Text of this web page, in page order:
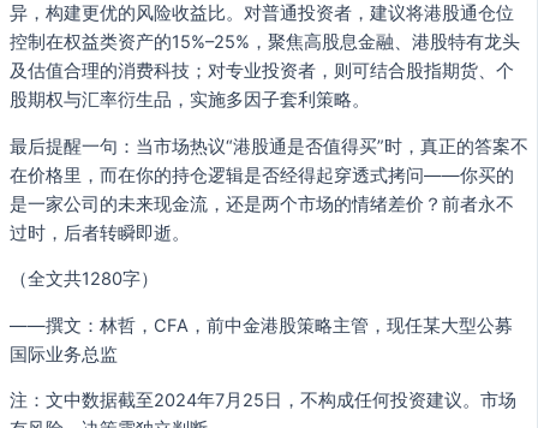
异，构建更优的风险收益比。对普通投资者，建议将港股通仓位
控制在权益类资产的15%–25%，聚焦高股息金融、港股特有龙头
及估值合理的消费科技；对专业投资者，则可结合股指期货、个
股期权与汇率衍生品，实施多因子套利策略。
最后提醒一句：当市场热议“港股通是否值得买”时，真正的答案不
在价格里，而在你的持仓逻辑是否经得起穿透式拷问——你买的
是一家公司的未来现金流，还是两个市场的情绪差价？前者永不
过时，后者转瞬即逝。
（全文共1280字）
——撰文：林哲，CFA，前中金港股策略主管，现任某大型公募
国际业务总监
注：文中数据截至2024年7月25日，不构成任何投资建议。市场